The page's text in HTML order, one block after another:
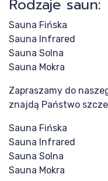
Rodzaje saun:
Sauna Fińska
Sauna Infrared
Sauna Solna
Sauna Mokra
Zapraszamy do
znajdą Państwo
Sauna Fińska
Sauna Infrared
Sauna Solna
Sauna Mokra